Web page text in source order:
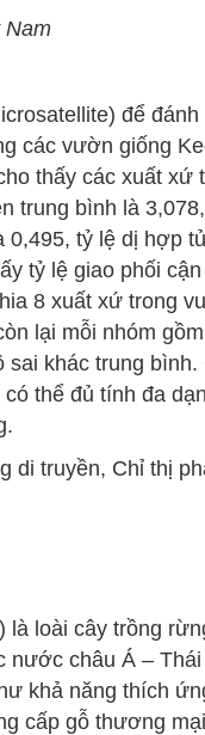
Nam
để
các vườn giống
thấy các xuất xứ
trung bình là
0,495, tỷ lệ dị hợp
tỷ lệ giao phối
8 xuất xứ trong
lại mỗi nhóm
sai khác trung
thể đủ tính đa
di truyền, Chỉ thị
) là loài cây trồng
nước châu Á –
khả năng thích
cấp gỗ thương